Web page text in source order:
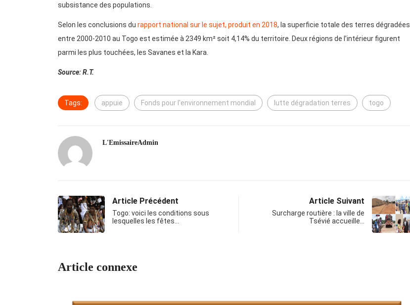
subsistance des populations.
Selon les conclusions du rapport national sur le sujet, produit en 2018, la superficie totale des terres dégradées
entre 2000-2010 au Togo est estimée à 2349 km² soit 4,14% du territoire. Deux régions de l’intérieur figurent
parmi les plus touchées, les Savanes et la Kara.
Source: R.T.
Tags: appuie Fonds pour l'environnement mondial lutte dégradation terres togo
L'EmissaireAdmin
Article Précédent
Togo: voici les conditions sous
lesquelles les fêtes…
Article Suivant
Surcharge routière : la ville de
Tsévié accueille…
Article connexe